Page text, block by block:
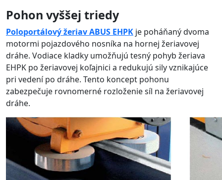
Pohon vyššej triedy
Poloportálový žeriav ABUS EHPK je poháňaný dvoma
motormi pojazdového nosníka na hornej žeriavovej
dráhe. Vodiace kladky umožňujú tesný pohyb žeriava
EHPK po žeriavovej koľajnici a redukujú sily vznikajúce
pri vedení po dráhe. Tento koncept pohonu
zabezpečuje rovnomerné rozloženie síl na žeriavovej
dráhe.